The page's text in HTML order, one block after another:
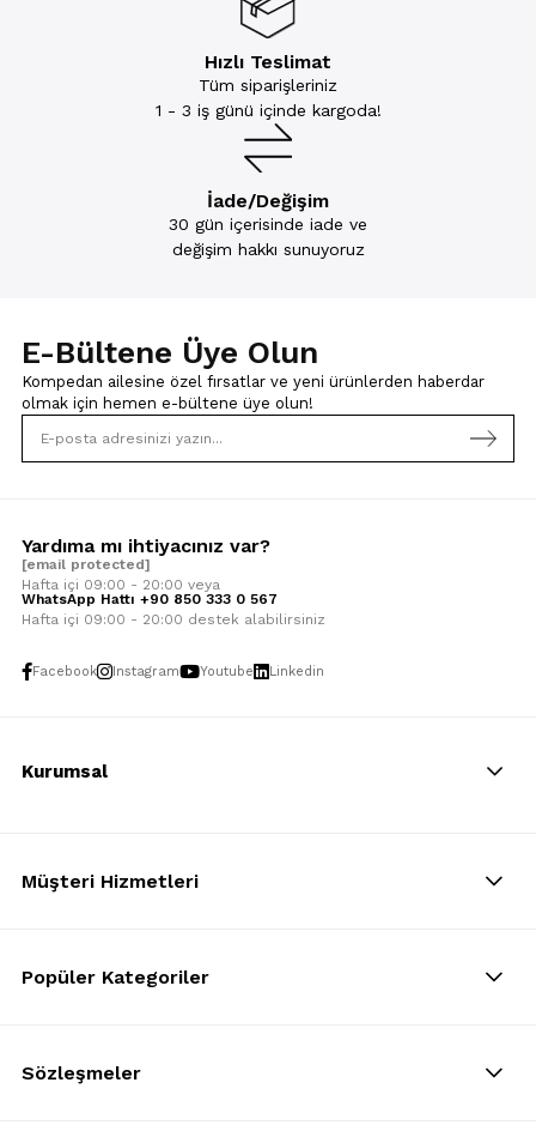
Hızlı Teslimat
Tüm siparişleriniz
1 - 3 iş günü içinde kargoda!
İade/Değişim
30 gün içerisinde iade ve
değişim hakkı sunuyoruz
E-Bültene Üye Olun
Kompedan ailesine özel fırsatlar ve yeni ürünlerden haberdar
olmak için hemen e-bültene üye olun!
Yardıma mı ihtiyacınız var?
[email protected]
Hafta içi 09:00 - 20:00 veya
WhatsApp Hattı +90 850 333 0 567
Hafta içi 09:00 - 20:00 destek alabilirsiniz
Facebook Instagram Youtube Linkedin
Kurumsal
Müşteri Hizmetleri
Popüler Kategoriler
Sözleşmeler